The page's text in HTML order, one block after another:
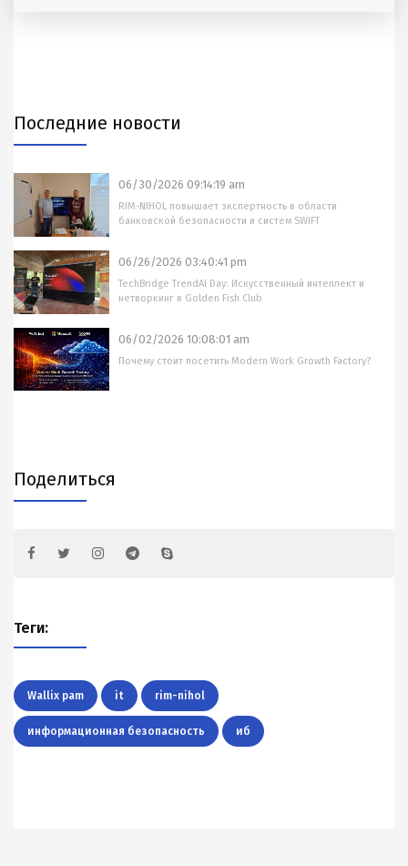
Последние новости
06/30/2026 09:14:19 am
RIM-NIHOL повышает экспертность в области
банковской безопасности и систем SWIFT
06/26/2026 03:40:41 pm
TechBridge TrendAI Day: Искусственный интеллект и
нетворкинг в Golden Fish Club
06/02/2026 10:08:01 am
Почему стоит посетить Modern Work Growth Factory?
Поделиться
Теги:
Wallix pam it rim-nihol
информационная безопасность иб